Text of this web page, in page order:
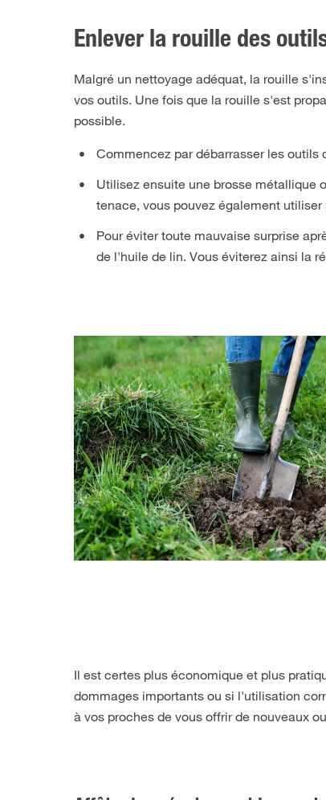
Enlever la rouille des
Malgré un nettoyage adéquat, la rouille
vos outils. Une fois que la rouille s'est
possible.
Commencez par débarrasser les outils
Utilisez ensuite une brosse métallique
tenace, vous pouvez également utiliser
Pour éviter toute mauvaise surprise
de l'huile de lin. Vous éviterez ainsi la
Il est certes plus économique et plus
dommages importants ou si l'utilisation
à vos proches de vous offrir de nouveaux